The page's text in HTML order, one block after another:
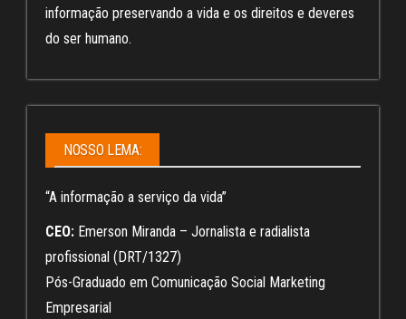
informação preservando a vida e os direitos e deveres
do ser humano.
NOSSO LEMA:
“A informação a serviço da vida”
CEO: Emerson Miranda – Jornalista e radialista
profissional (DRT/1327)
Pós-Graduado em Comunicação Social Marketing
Empresarial